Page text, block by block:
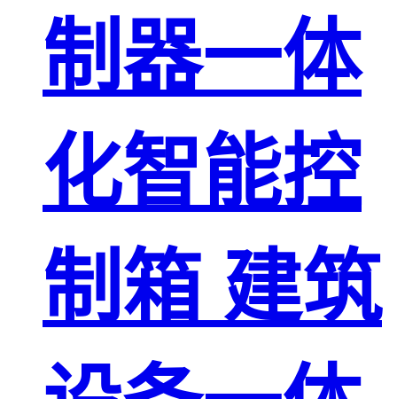
制器一体
化智能控
制箱 建筑